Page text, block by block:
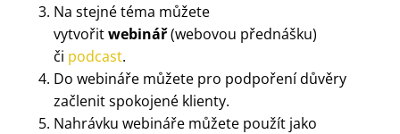
Na stejné téma můžete
vytvořitwebinář(webovou přednášku)
či podcast.
Do webináře můžete pro podpoření důvěry
začlenit spokojené klienty.
Nahrávku webináře můžete použít jako